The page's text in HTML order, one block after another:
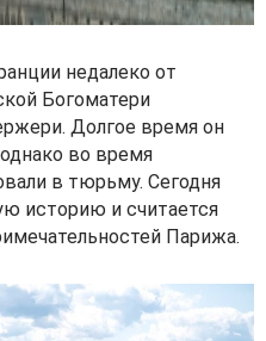
недалеко от
Богоматери
Долгое время он
во время
в тюрьму. Сегодня
историю и считается
Парижа.